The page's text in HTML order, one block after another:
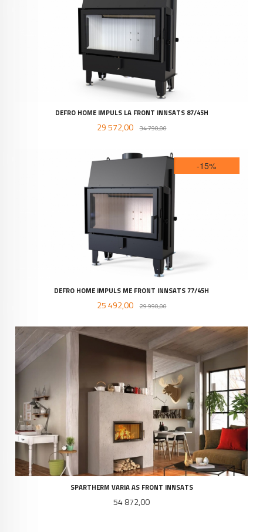
DEFRO HOME IMPULS LA FRONT INNSATS 87/45H
Tilbud
29 572,00 34 790,00Rabatt
DEFRO HOME IMPULS ME FRONT INNSATS 77/45H
Tilbud
25 492,00 29 990,00Rabatt
-15%
SPARTHERM VARIA AS FRONT INNSATS
Pris
54 872,00